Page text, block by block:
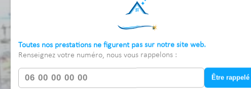
Toutes nos prestations ne figurent pas sur notre site web.
Renseignez votre numéro, nous vous rappelons :
Être rappelé